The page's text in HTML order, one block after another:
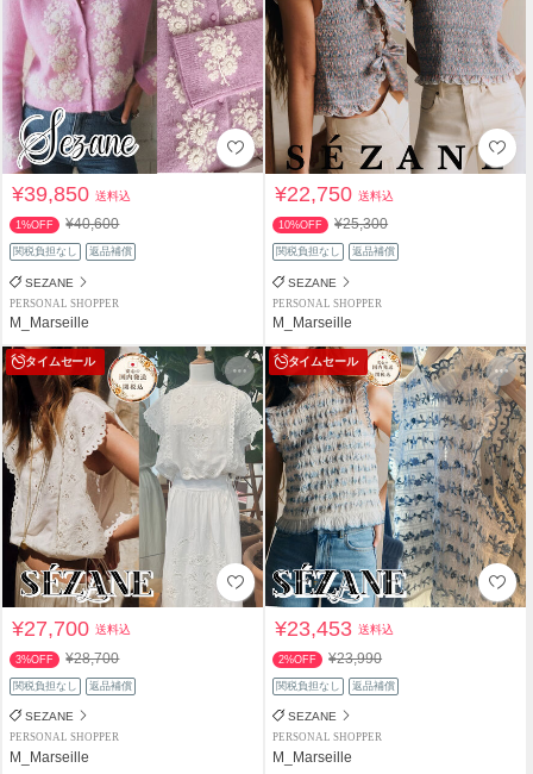
¥39,850送料込
1%OFF ¥40,600
関税負担なし 返品補償
SEZANE
PERSONAL SHOPPER
M_Marseille
¥22,750送料込
10%OFF ¥25,300
関税負担なし 返品補償
SEZANE
PERSONAL SHOPPER
M_Marseille
タイムセール
¥27,700送料込
3%OFF ¥28,700
関税負担なし 返品補償
SEZANE
PERSONAL SHOPPER
M_Marseille
タイムセール
¥23,453送料込
2%OFF ¥23,990
関税負担なし 返品補償
SEZANE
PERSONAL SHOPPER
M_Marseille